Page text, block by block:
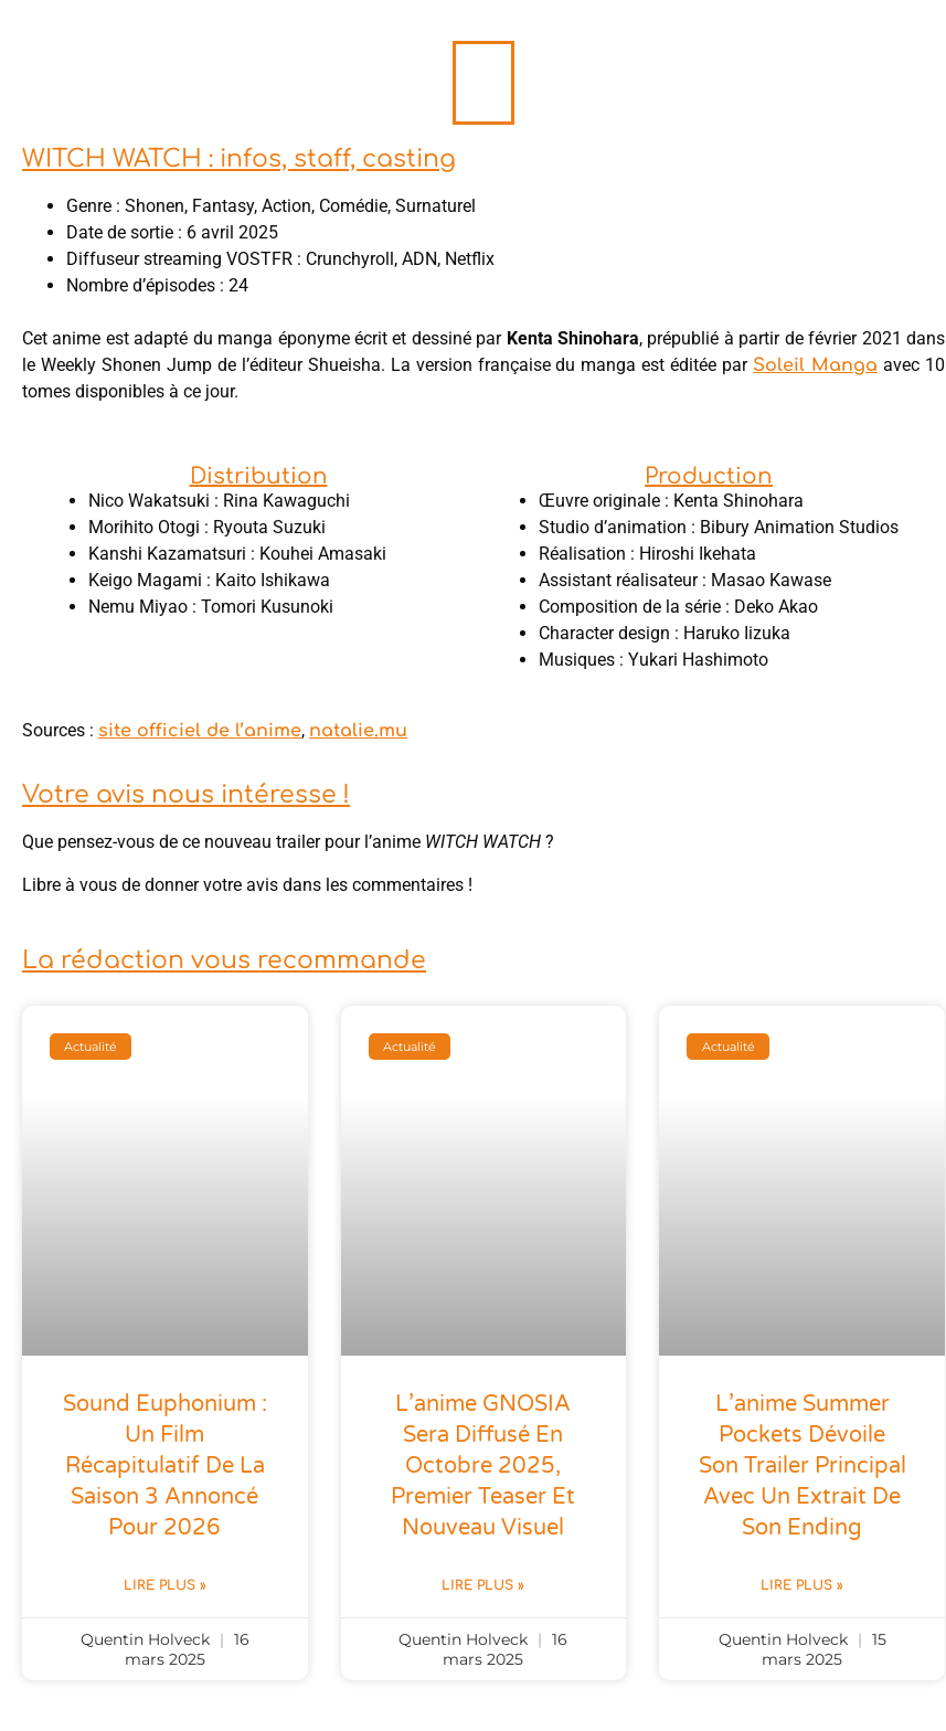
WITCH WATCH : infos, staff, casting
Genre : Shonen, Fantasy, Action, Comédie, Surnaturel
Date de sortie : 6 avril 2025
Diffuseur streaming VOSTFR : Crunchyroll, ADN, Netflix
Nombre d’épisodes : 24
Cet anime est adapté du manga éponyme écrit et dessiné par Kenta Shinohara, prépublié à partir de février 2021 dans
le Weekly Shonen Jump de l’éditeur Shueisha. La version française du manga est éditée par Soleil Manga avec 10
tomes disponibles à ce jour.
Distribution
Nico Wakatsuki : Rina Kawaguchi
Morihito Otogi : Ryouta Suzuki
Kanshi Kazamatsuri : Kouhei Amasaki
Keigo Magami : Kaito Ishikawa
Nemu Miyao : Tomori Kusunoki
Production
Œuvre originale : Kenta Shinohara
Studio d’animation : Bibury Animation Studios
Réalisation : Hiroshi Ikehata
Assistant réalisateur : Masao Kawase
Composition de la série : Deko Akao
Character design : Haruko Iizuka
Musiques : Yukari Hashimoto
Sources : site officiel de l’anime, natalie.mu
Votre avis nous intéresse !
Que pensez-vous de ce nouveau trailer pour l’anime WITCH WATCH ?
Libre à vous de donner votre avis dans les commentaires !
La rédaction vous recommande
Actualité
Sound Euphonium :
Un Film
Récapitulatif De La
Saison 3 Annoncé
Pour 2026
LIRE PLUS »
Quentin Holveck
16
mars 2025
Actualité
L’anime GNOSIA
Sera Diffusé En
Octobre 2025,
Premier Teaser Et
Nouveau Visuel
LIRE PLUS »
Quentin Holveck
16
mars 2025
Actualité
L’anime Summer
Pockets Dévoile
Son Trailer Principal
Avec Un Extrait De
Son Ending
LIRE PLUS »
Quentin Holveck
15
mars 2025